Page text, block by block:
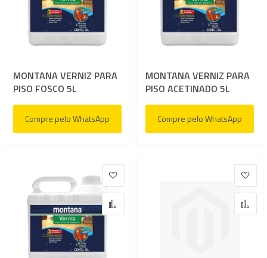
MONTANA VERNIZ PARA
PISO FOSCO 5L
Compre pelo WhatsApp
MONTANA VERNIZ PARA
PISO ACETINADO 5L
Compre pelo WhatsApp
Adicionar à lista de desejos
Adicionar para Comparar